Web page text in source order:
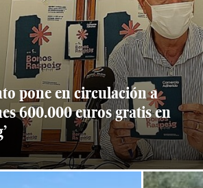
pone en circulación a
600.000 euros gratis en